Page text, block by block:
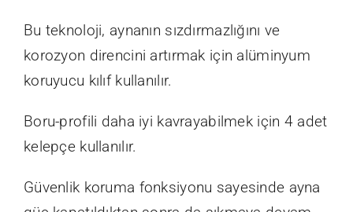
Bu teknoloji, aynanın sızdırmazlığını ve
korozyon direncini artırmak için alüminyum
koruyucu kılıf kullanılır.
Boru-profili daha iyi kavrayabilmek için 4 adet
kelepçe kullanılır.
Güvenlik koruma fonksiyonu sayesinde ayna